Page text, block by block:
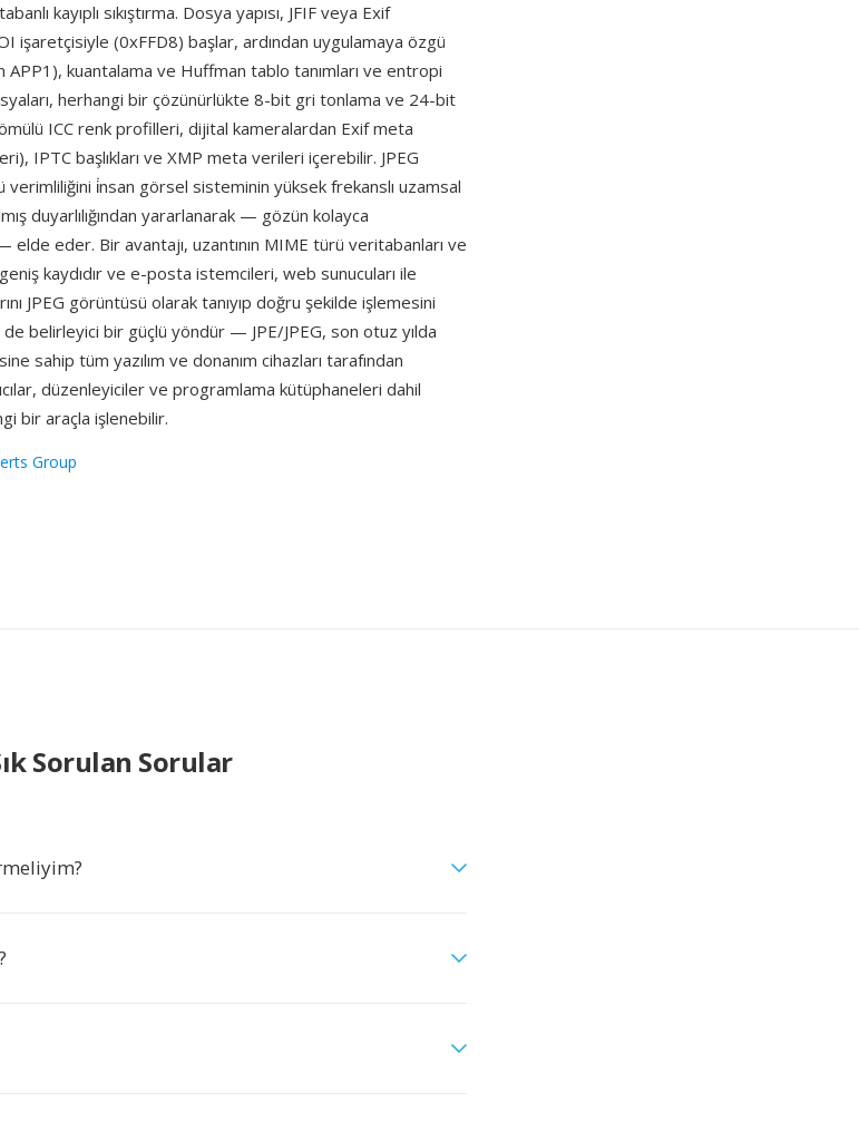
kayıplı sıkıştırma. Dosya yapısı, JFIF veya Exif
işaretçisiyle (0xFFD8) başlar, ardından uygulamaya özgü
APP1), kuantalama ve Huffman tablo tanımları ve entropi
herhangi bir çözünürlükte 8-bit gri tonlama ve 24-bit
ICC renk profilleri, dijital kameralardan Exif meta
IPTC başlıkları ve XMP meta verileri içerebilir. JPEG
verimliliğini i̇nsan görsel sisteminin yüksek frekanslı uzamsal
duyarlılığından yararlanarak — gözün kolayca
elde eder. Bir avantajı, uzantının MIME türü veritabanları ve
kaydıdır ve e-posta istemcileri, web sunucuları ile
JPEG görüntüsü olarak tanıyıp doğru şekilde işlemesini
belirleyici bir güçlü yöndür — JPE/JPEG, son otuz yılda
sahip tüm yazılım ve donanım cihazları tarafından
düzenleyiciler ve programlama kütüphaneleri dahil
bir araçla işlenebilir.
Group
Sorulan Sorular